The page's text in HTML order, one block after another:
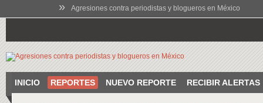
» Agresiones contra periodistas y blogueros en México
INICIO REPORTES NUEVO REPORTE RECIBIR ALERTAS